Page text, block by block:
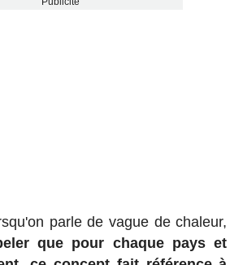
parle de vague de chaleur,
que pour chaque pays et